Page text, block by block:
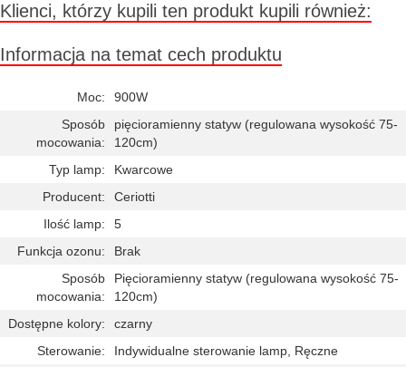
Klienci, którzy kupili ten produkt kupili również:
Informacja na temat cech produktu
Moc:
900W
Sposób
mocowania:
pięcioramienny statyw (regulowana wysokość 75-
120cm)
Typ lamp:
Kwarcowe
Producent:
Ceriotti
Ilość lamp:
5
Funkcja ozonu:
Brak
Sposób
mocowania:
Pięcioramienny statyw (regulowana wysokość 75-
120cm)
Dostępne kolory:
czarny
Sterowanie:
Indywidualne sterowanie lamp, Ręczne